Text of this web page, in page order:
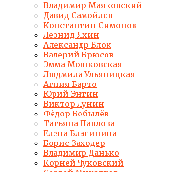
Владимир Маяковский
Давид Самойлов
Константин Симонов
Леонид Яхин
Александр Блок
Валерий Брюсов
Эмма Мошковская
Людмила Ульяницкая
Агния Барто
Юрий Энтин
Виктор Лунин
Фёдор Бобылёв
Татьяна Павлова
Елена Благинина
Борис Заходер
Владимир Данько
Корней Чуковский